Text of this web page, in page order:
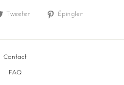
Tweeter
TweeterÉpingler
Contact
FAQ